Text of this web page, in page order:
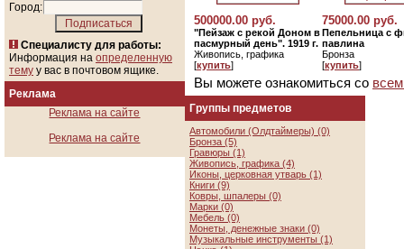
Город:
Специалисту для работы:
Информация на определенную
тему у вас в почтовом ящике.
Реклама
Реклама на сайте
Реклама на сайте
500000.00 руб.
"Пейзаж с рекой Доном в
пасмурный день". 1919 г.
Живопись, графика
[купить]
75000.00 руб.
Пепельница с
павлина
Бронза
[купить]
Вы можете ознакомиться со
Группы предметов
Автомобили (Олдтаймеры) (0)
Бронза (5)
Гравюры (1)
Живопись, графика (4)
Иконы, церковная утварь (1)
Книги (9)
Ковры, шпалеры (0)
Марки (0)
Мебель (0)
Монеты, денежные знаки (0)
Музыкальные инструменты (1)